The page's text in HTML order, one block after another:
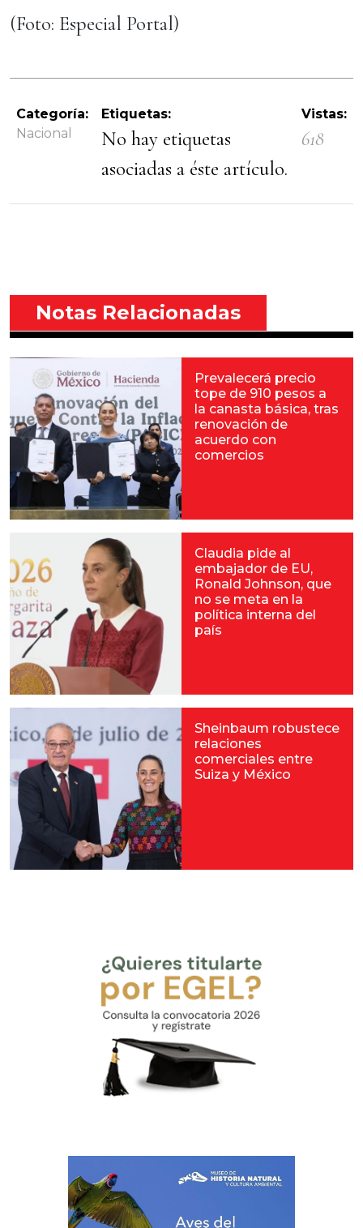
(Foto: Especial Portal)
Categoría:
Nacional
Etiquetas:
No hay etiquetas
asociadas a éste artículo.
Vistas:
618
Notas Relacionadas
Prevalecerá precio
tope de 910 pesos a
la canasta básica, tras
renovación de
acuerdo con
comercios
Claudia pide al
embajador de EU,
Ronald Johnson, que
no se meta en la
política interna del
país
Sheinbaum robustece
relaciones
comerciales entre
Suiza y México